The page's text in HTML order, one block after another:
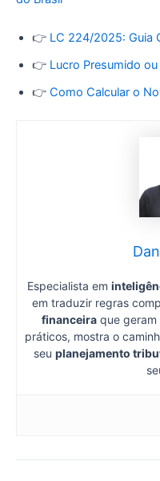
👉 LC 224/2025: Guia
👉 Lucro Presumido
👉 Como Calcular o
Especialista em
em traduzir regras
financeira que
práticos, mostra o
seu planejamento